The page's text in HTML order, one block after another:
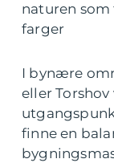
naturen
farger
I bynære
eller
finne en